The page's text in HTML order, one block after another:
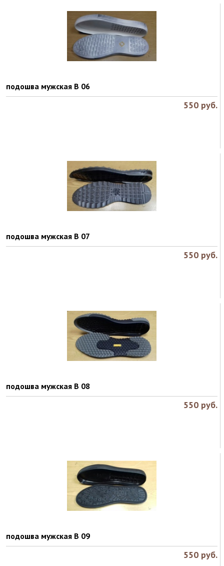
подошва мужская B 06
550 руб.
подошва мужская B 07
550 руб.
подошва мужская B 08
550 руб.
подошва мужская B 09
550 руб.